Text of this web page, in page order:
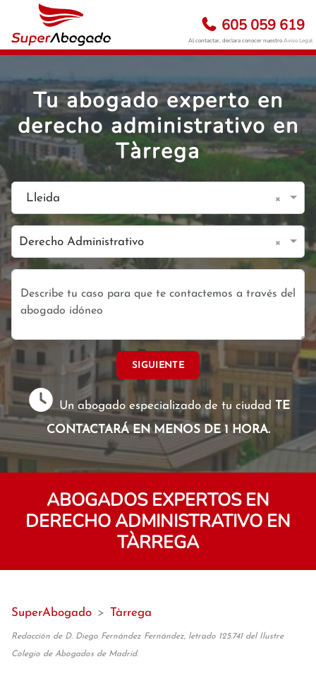
605 059 619
Al contactar, declara conocer nuestroAviso Legal
Tu abogado experto en
derecho administrativo en
Tàrrega
Lleida ×
Derecho Administrativo ×
SIGUIENTE
Un abogado especializado de tu ciudad TE
CONTACTARÁ EN MENOS DE 1 HORA.
ABOGADOS EXPERTOS EN
DERECHO ADMINISTRATIVO EN
TÀRREGA
SuperAbogado > Tàrrega
Redacción de D. Diego Fernández Fernández, letrado 125.741 del Ilustre
Colegio de Abogados de Madrid.